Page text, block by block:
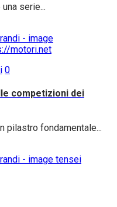
serie...
0
competizioni dei
pilastro fondamentale...